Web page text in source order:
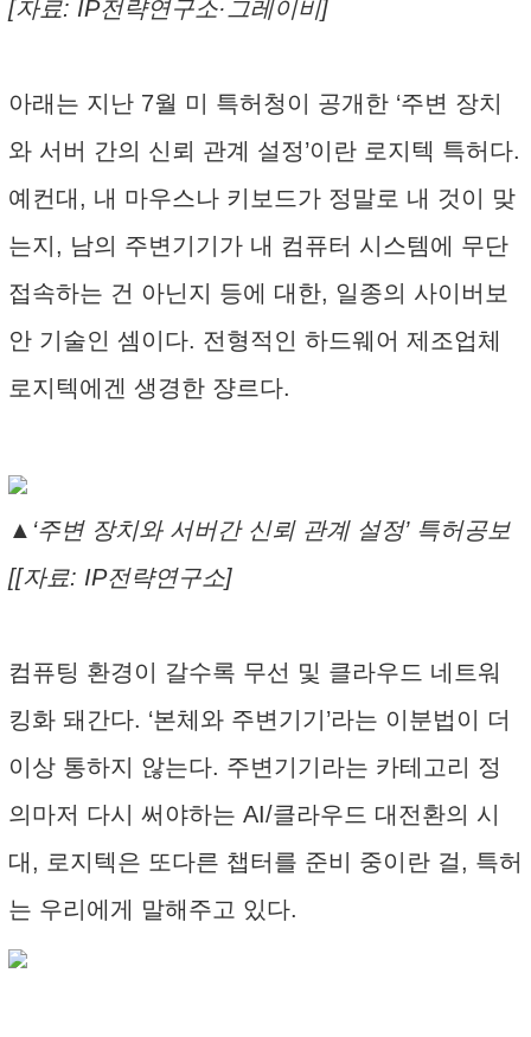
[자료: IP전략연구소·그레이비]
아래는 지난 7월 미 특허청이 공개한 ‘주변 장치
와 서버 간의 신뢰 관계 설정’이란 로지텍 특허다.
예컨대, 내 마우스나 키보드가 정말로 내 것이 맞
는지, 남의 주변기기가 내 컴퓨터 시스템에 무단
접속하는 건 아닌지 등에 대한, 일종의 사이버보
안 기술인 셈이다. 전형적인 하드웨어 제조업체
로지텍에겐 생경한 쟝르다.
▲‘주변 장치와 서버간 신뢰 관계 설정’ 특허공보
[[자료: IP전략연구소]
컴퓨팅 환경이 갈수록 무선 및 클라우드 네트워
킹화 돼간다. ‘본체와 주변기기’라는 이분법이 더
이상 통하지 않는다. 주변기기라는 카테고리 정
의마저 다시 써야하는 AI/클라우드 대전환의 시
대, 로지텍은 또다른 챕터를 준비 중이란 걸, 특허
는 우리에게 말해주고 있다.